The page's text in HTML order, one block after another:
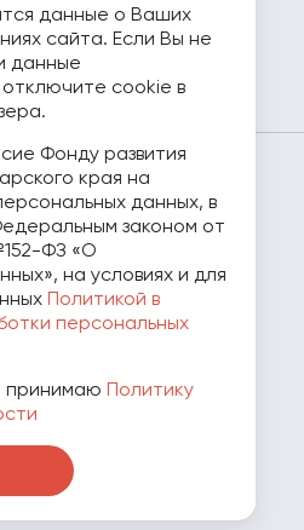
Бизнес
Мамапредприниматель.рф
8 (800) 707-07-11
о Фонде
данные о Ваших
сайта. Если Вы не
данные
cookie в
Фонду развития
края на
данных, в
законом от
ФЗ «О
на условиях и для
Политикой в
персональных
принимаю
Политику